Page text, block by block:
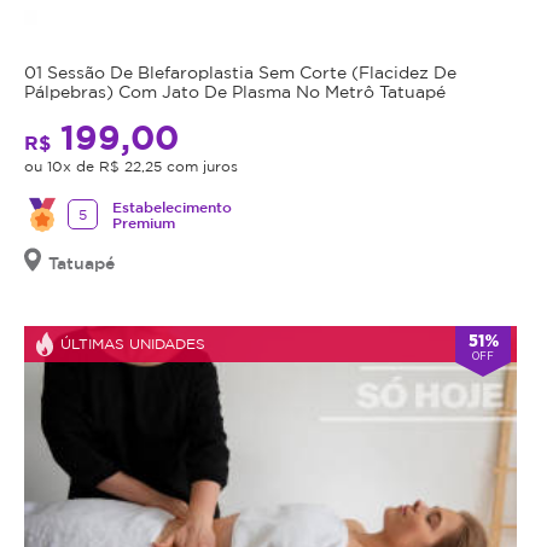
01 Sessão De Blefaroplastia Sem Corte (Flacidez De
Pálpebras) Com Jato De Plasma No Metrô Tatuapé
R$ 199,00
ou 10x de R$ 22,25 com juros
5
Estabelecimento
Premium
Tatuapé
ÚLTIMAS UNIDADES 51%
OFF